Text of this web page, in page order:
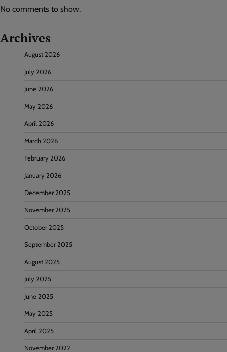
No comments to show.
Archives
August 2026
July 2026
June 2026
May 2026
April 2026
March 2026
February 2026
January 2026
December 2025
November 2025
October 2025
September 2025
August 2025
July 2025
June 2025
May 2025
April 2025
November 2022